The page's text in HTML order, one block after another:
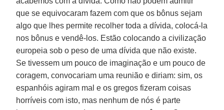
que se equivocaram fazem com que os bônus sejam
algo que lhes permite recolher toda a dívida, colocá-la
nos bônus e vendê-los. Estão colocando a civilização
europeia sob o peso de uma dívida que não existe.
Se tivessem um pouco de imaginação e um pouco de
coragem, convocariam uma reunião e diriam: sim, os
espanhóis agiram mal e os gregos fizeram coisas
horríveis com isto, mas nenhum de nós é parte